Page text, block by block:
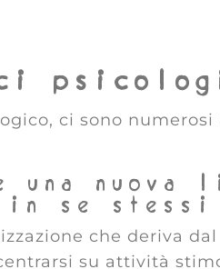
ci sono
una
se stessi
che deriva
su attività